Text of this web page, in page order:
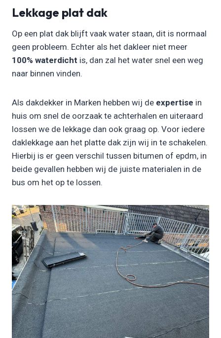
Lekkage plat dak
Op een plat dak blijft vaak water staan, dit is normaal
geen probleem. Echter als het dakleer niet meer
100% waterdicht is, dan zal het water snel een weg
naar binnen vinden.
Als dakdekker in Marken hebben wij de expertise in
huis om snel de oorzaak te achterhalen en uiteraard
lossen we de lekkage dan ook graag op. Voor iedere
daklekkage aan het platte dak zijn wij in te schakelen.
Hierbij is er geen verschil tussen bitumen of epdm, in
beide gevallen hebben wij de juiste materialen in de
bus om het op te lossen.